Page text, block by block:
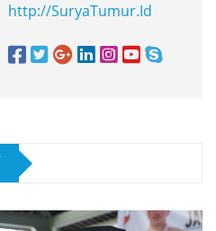
http://SuryaTumur.Id